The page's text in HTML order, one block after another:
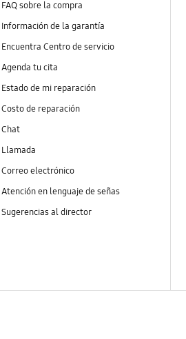
FAQ sobre la compra
Información de la garantía
Encuentra Centro de servicio
Agenda tu cita
Estado de mi reparación
Costo de reparación
Chat
Llamada
Correo electrónico
Atención en lenguaje de señas
Sugerencias al director